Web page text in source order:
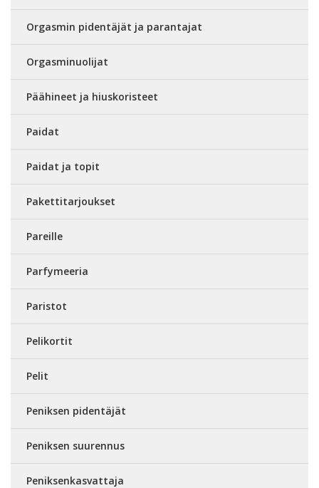
Orgasmin pidentäjät ja parantajat
Orgasminuolijat
Päähineet ja hiuskoristeet
Paidat
Paidat ja topit
Pakettitarjoukset
Pareille
Parfymeeria
Paristot
Pelikortit
Pelit
Peniksen pidentäjät
Peniksen suurennus
Peniksenkasvattaja